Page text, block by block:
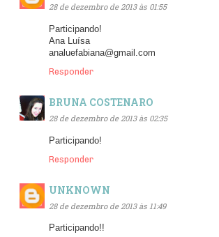
28 de dezembro de 2013 às 01:55
Participando!
Ana Luísa
analuefabiana@gmail.com
Responder
BRUNA COSTENARO
28 de dezembro de 2013 às 02:35
Participando!
Responder
UNKNOWN
28 de dezembro de 2013 às 11:49
Participando!!